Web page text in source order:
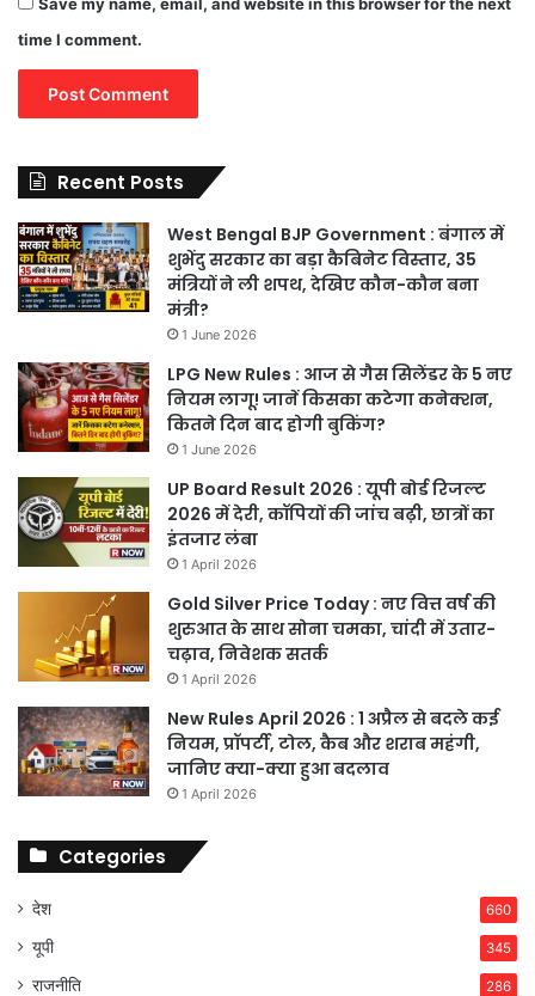
time I comment.
Recent Posts
West Bengal BJP Government : बंगाल में
शुभेंदु सरकार का बड़ा कैबिनेट विस्तार, 35
मंत्रियों ने ली शपथ, देखिए कौन-कौन बना
मंत्री?
1 June 2026
LPG New Rules : आज से गैस सिलेंडर के 5 नए
नियम लागू! जानें किसका कटेगा कनेक्शन,
कितने दिन बाद होगी बुकिंग?
1 June 2026
UP Board Result 2026 : यूपी बोर्ड रिजल्ट
2026 में देरी, कॉपियों की जांच बढ़ी, छात्रों का
इंतजार लंबा
1 April 2026
Gold Silver Price Today : नए वित्त वर्ष की
शुरुआत के साथ सोना चमका, चांदी में उतार-
चढ़ाव, निवेशक सतर्क
1 April 2026
New Rules April 2026 : 1 अप्रैल से बदले कई
नियम, प्रॉपर्टी, टोल, कैब और शराब महंगी,
जानिए क्या-क्या हुआ बदलाव
1 April 2026
Categories
देश 660
यूपी 345
राजनीति 286